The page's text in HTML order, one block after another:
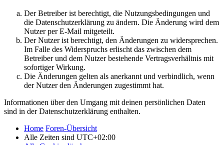
Der Betreiber ist berechtigt, die Nutzungsbedingungen und
die Datenschutzerklärung zu ändern. Die Änderung wird dem
Nutzer per E-Mail mitgeteilt.
Der Nutzer ist berechtigt, den Änderungen zu widersprechen.
Im Falle des Widerspruchs erlischt das zwischen dem
Betreiber und dem Nutzer bestehende Vertragsverhältnis mit
sofortiger Wirkung.
Die Änderungen gelten als anerkannt und verbindlich, wenn
der Nutzer den Änderungen zugestimmt hat.
Informationen über den Umgang mit deinen persönlichen Daten
sind in der Datenschutzerklärung enthalten.
Home Foren-Übersicht
Alle Zeiten sind UTC+02:00